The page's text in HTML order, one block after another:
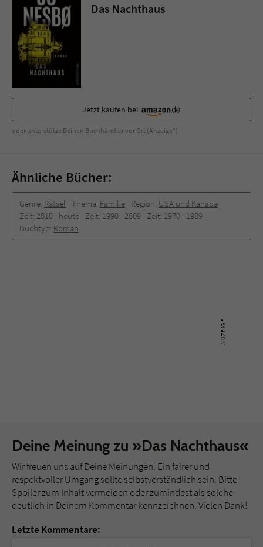
Das Nachthaus
Jetzt kaufen bei
oder unterstütze Deinen Buchhändler vor Ort (Anzeige*)
Ähnliche Bücher:
Genre: Rätsel Thema: Familie Region: USA und Kanada
Zeit: 2010 -­ heute Zeit: 1990 -­ 2009 Zeit: 1970 -­ 1989
Buchtyp: Roman
Deine Meinung zu »Das Nachthaus«
Wir freuen uns auf Deine Meinungen. Ein fairer und
respektvoller Umgang sollte selbstverständlich sein. Bitte
Spoiler zum Inhalt vermeiden oder zumindest als solche
deutlich in Deinem Kommentar kennzeichnen. Vielen Dank!
Letzte Kommentare: